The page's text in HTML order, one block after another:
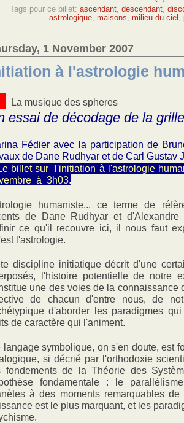
Tags pour ce billet: ascendant, descendant,
astrologique, maisons, milieu du ciel ,
1 November 2007
à l'astrologie
La musique des spheres
essai de décodage de la
Fédier avec la participation de
de Dane Rudhyar et de Carl Gustav
billet sur l'initiation à l'astrologie
à 3h03.
humaniste... ce terme de
de Dane Rudhyar et
ce qu'il recouvre ici, il nous faut
l'astrologie.
discipline initiatique décrit d'une
l'histoire potentielle de notre
une des voies de la connaissance
de chacun d'entre nous, de
d'aborder les paradigmes
de caractère qui l'animent.
langage symbolique, on s'en doute, est
si décrié par l'orthodoxie
fondements de la Théorie des
fondamentale : le
à des moments remarquables
est le plus marquant, et les